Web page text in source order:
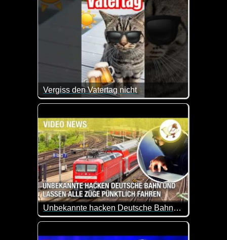
Vergiss den Vatertag nicht
Die Katze will dich nur kurz daran erinnern, dass
Unbekannte hacken Deutsche Bahn und lassen alle Züge pünktlich fahren
Viele Fahrgäste stehen noch immer unter